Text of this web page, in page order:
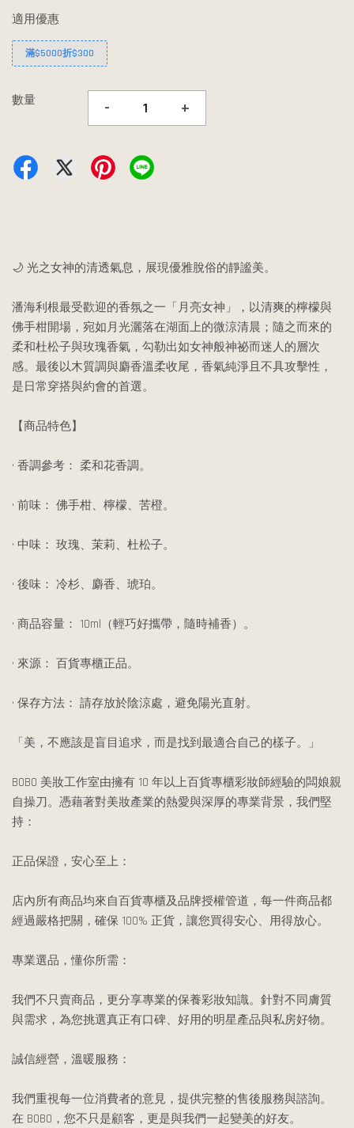
適用優惠
滿$5000折$300
數量 - +
🌙 光之女神的清透氣息，展現優雅脫俗的靜謐美。
潘海利根最受歡迎的香氛之一「月亮女神」，以清爽的檸檬與
佛手柑開場，宛如月光灑落在湖面上的微涼清晨；隨之而來的
柔和杜松子與玫瑰香氣，勾勒出如女神般神祕而迷人的層次
感。最後以木質調與麝香溫柔收尾，香氣純淨且不具攻擊性，
是日常穿搭與約會的首選。
【商品特色】
• 香調參考： 柔和花香調。
• 前味： 佛手柑、檸檬、苦橙。
• 中味： 玫瑰、茉莉、杜松子。
• 後味： 冷杉、麝香、琥珀。
• 商品容量： 10ml（輕巧好攜帶，隨時補香）。
• 來源： 百貨專櫃正品。
• 保存方法： 請存放於陰涼處，避免陽光直射。
「美，不應該是盲目追求，而是找到最適合自己的樣子。」
BOBO 美妝工作室由擁有 10 年以上百貨專櫃彩妝師經驗的闆娘親
自操刀。憑藉著對美妝產業的熱愛與深厚的專業背景，我們堅
持：
正品保證，安心至上：
店內所有商品均來自百貨專櫃及品牌授權管道，每一件商品都
經過嚴格把關，確保 100% 正貨，讓您買得安心、用得放心。
專業選品，懂你所需：
我們不只賣商品，更分享專業的保養彩妝知識。針對不同膚質
與需求，為您挑選真正有口碑、好用的明星產品與私房好物。
誠信經營，溫暖服務：
我們重視每一位消費者的意見，提供完整的售後服務與諮詢。
在 BOBO，您不只是顧客，更是與我們一起變美的好友。